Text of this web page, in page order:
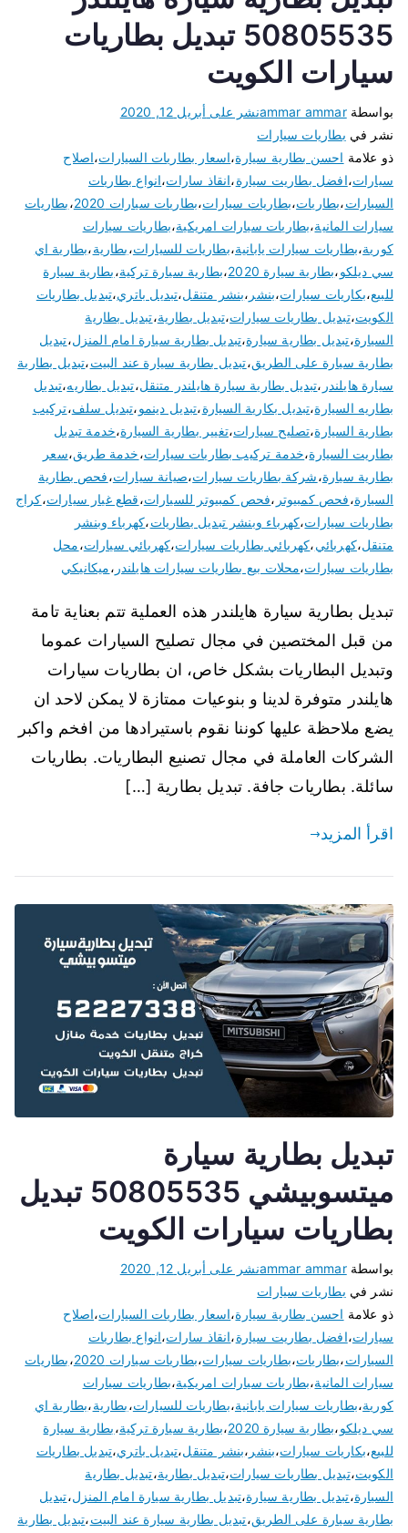
50805535 تبديل بطاريات
سيارات الكويت
بواسطةammar ammarنشر على أبريل 12, 2020
نشر في بطاريات سيارات
ذو علامة احسن بطارية سيارة،اسعار بطاريات السيارات،اصلاح
سيارات،افضل بطاريت سيارة،انقاذ سارات،انواع بطاريات
السيارات،بطاريات،بطاريات سيارات،بطاريات سيارات 2020 ،بطاريات
سيارات المانية،بطاريات سيارات امريكية،بطاريات سيارات
كورية،بطاريات سيارات يابانية،بطاريات للسيارات،بطارية،بطارية اي
سي ديلكو،بطارية سيارة 2020 ،بطارية سيارة تركية،بطارية سيارة
للبيع،بكاريات سيارات،بنشر ،بنشر متنقل،تبديل باتري،تبديل بطاريات
الكويت،تبديل بطاريات سيارات،تبديل بطارية،تبديل بطارية
السيارة،تبديل بطارية سيارة،تبديل بطارية سيارة امام المنزل،تبديل
بطارية سيارة على الطريق،تبديل بطارية سيارة عند البيت،تبديل بطارية
سيارة هايلندر ،تبديل بطارية سيارة هايلندر متنقل،تبديل بطاريه،تبديل
بطاريه السيارة،تبديل بكارية السيارة،تبديل دينمو،تبديل سلف،تركيب
بطارية السيارة،تصليح سيارات،تغيير بطارية السيارة،خدمة تبديل
بطاريت السيارة،خدمة تركيب بطاريات سيارات،خدمة طريق،سعر
بطارية سيارة،شركة بطاريات سيارات،صيانة سيارات،فحص بطارية
السيارة،فحص كمبيوتر ،فحص كمبيوتر للسيارات،قطع غيار سيارات،كراج
بطاريات سيارات،كهرباء وبنشر تبديل بطاريات،كهرباء وبنشر
متنقل،كهربائي،كهربائي بطاريات سيارات،كهربائي سيارات،محل
بطاريات سيارات،محلات بيع بطاريات سيارات هايلندر ،ميكانيكي
تبديل بطارية سيارة هايلندر هذه العملية تتم بعناية تامة
من قبل المختصين في مجال تصليح السيارات عموما
وتبديل البطاريات بشكل خاص، ان بطاريات سيارات
هايلندر متوفرة لدينا و بنوعيات ممتازة لا يمكن لاحد ان
يضع ملاحظة عليها كوننا نقوم باستيرادها من افخم واكبر
الشركات العاملة في مجال تصنيع البطاريات. بطاريات
سائلة. بطاريات جافة. تبديل بطارية […]
اقرأ المزيد
تبديل بطارية سيارة
ميتسوبيشي 50805535 تبديل
بطاريات سيارات الكويت
بواسطةammar ammarنشر على أبريل 12, 2020
نشر في بطاريات سيارات
ذو علامة احسن بطارية سيارة،اسعار بطاريات السيارات،اصلاح
سيارات،افضل بطاريت سيارة،انقاذ سارات،انواع بطاريات
السيارات،بطاريات،بطاريات سيارات،بطاريات سيارات 2020 ،بطاريات
سيارات المانية،بطاريات سيارات امريكية،بطاريات سيارات
كورية،بطاريات سيارات يابانية،بطاريات للسيارات،بطارية،بطارية اي
سي ديلكو،بطارية سيارة 2020 ،بطارية سيارة تركية،بطارية سيارة
للبيع،بكاريات سيارات،بنشر ،بنشر متنقل،تبديل باتري،تبديل بطاريات
الكويت،تبديل بطاريات سيارات،تبديل بطارية،تبديل بطارية
السيارة،تبديل بطارية سيارة،تبديل بطارية سيارة امام المنزل،تبديل
بطارية سيارة على الطريق،تبديل بطارية سيارة عند البيت،تبديل بطارية